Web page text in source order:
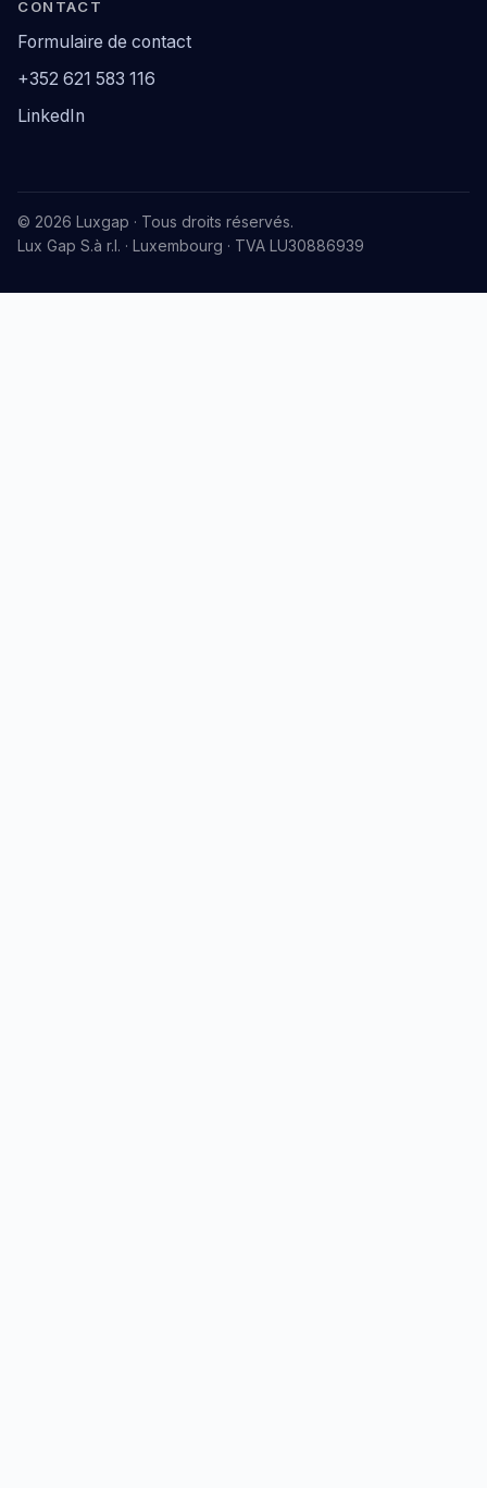
CONTACT
Formulaire de contact
+352 621 583 116
LinkedIn
© 2026 Luxgap · Tous droits réservés.
Lux Gap S.à r.l. · Luxembourg · TVA LU30886939